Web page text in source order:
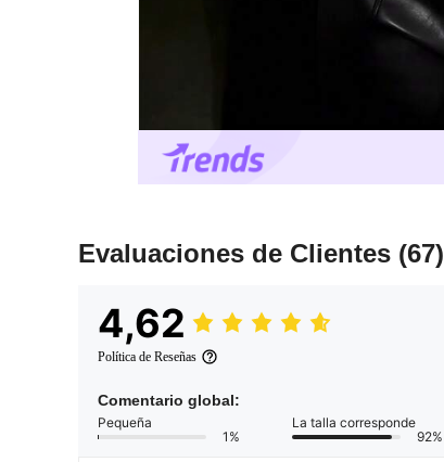
Evaluaciones de Clientes (67)
4,62
Política de Reseñas
Comentario global:
Pequeña
1%
La talla corresponde
92%